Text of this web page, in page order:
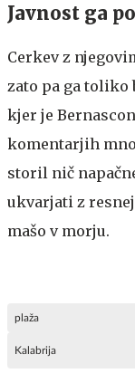
Javnost ga
Cerkev z
zato pa ga toliko
kjer je
komentarjih
storil nič
ukvarjati z
mašo v morju.
plaža
Kalabrija